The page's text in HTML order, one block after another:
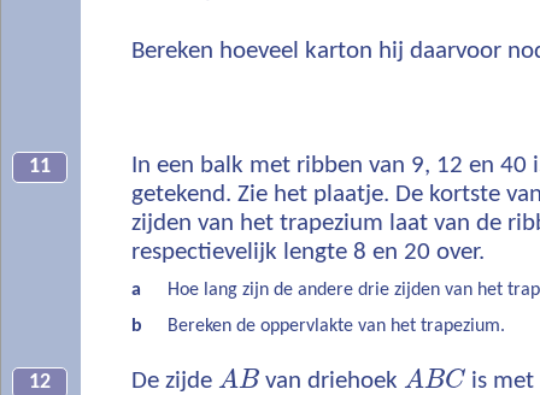
Bereken hoeveel karton hij daarvoor
11
In een balk met ribben van 9, 12 en 40
getekend. Zie het plaatje. De kortste
zijden van het trapezium laat van de
respectievelijk lengte 8 en 20 over.
a
Hoe lang zijn de andere drie zijden van het
b
Bereken de oppervlakte van het trapezium.
12 De zijde AB van driehoek ABC is met